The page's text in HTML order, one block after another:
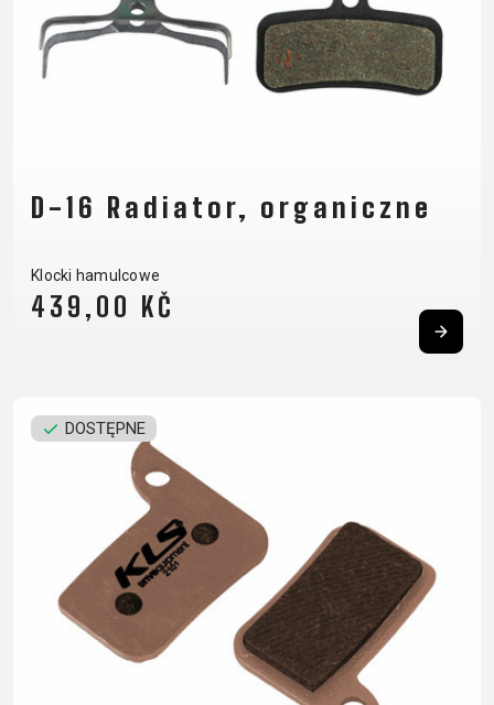
D-16 Radiator, organiczne
Klocki hamulcowe
439,00 KČ
DOSTĘPNE